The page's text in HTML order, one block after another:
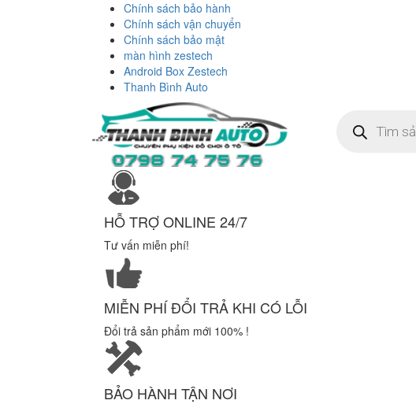
Chính sách bảo hành
Chính sách vận chuyển
Chính sách bảo mật
màn hình zestech
Android Box Zestech
Thanh Bình Auto
kiếm
sản
HỖ TRỢ ONLINE 24/7
Tư vấn miễn phí!
MIỄN PHÍ ĐỔI TRẢ KHI CÓ LỖI
Đổi trả sản phẩm mới 100% !
BẢO HÀNH TẬN NƠI